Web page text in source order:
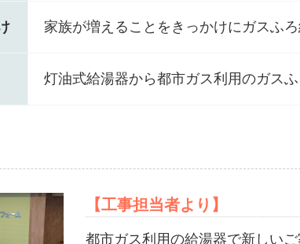
家族が増えることをきっかけにガスふ
灯油式給湯器から都市ガス利用のガス
【工事担当者より】
都市ガス利用の給湯器で新しいご